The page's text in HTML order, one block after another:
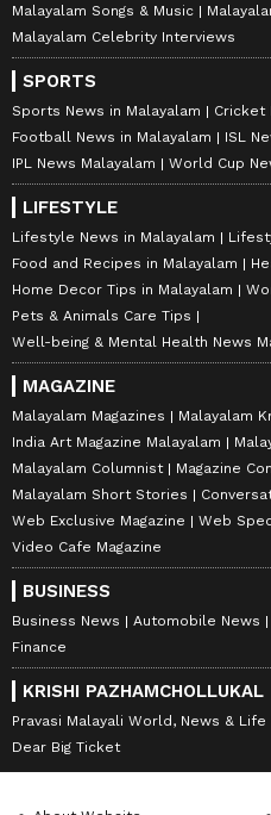
Malayalam Songs & Music
Malayalam Celebrity Interviews
SPORTS
Sports News in Malayalam
Cricket
Football News in Malayalam
ISL
IPL News Malayalam
World Cup
LIFESTYLE
Lifestyle News in Malayalam
Food and Recipes in Malayalam
Home Decor Tips in Malayalam
Pets & Animals Care Tips
Well-being & Mental Health News
MAGAZINE
Malayalam Magazines
Malayalam
India Art Magazine Malayalam
Malayalam Columnist
Magazine
Malayalam Short Stories
Web Exclusive Magazine
Web
Video Cafe Magazine
BUSINESS
Business News Automobile News
Finance
KRISHI PAZHAMCHOLLUKAL
Pravasi Malayali World, News & Life
Dear Big Ticket